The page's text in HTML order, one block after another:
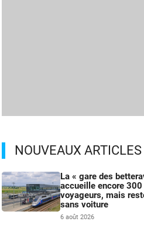
NOUVEAUX ARTICLES
La « gare des
accueille encore
voyageurs, mais
sans voiture
6 août 2026